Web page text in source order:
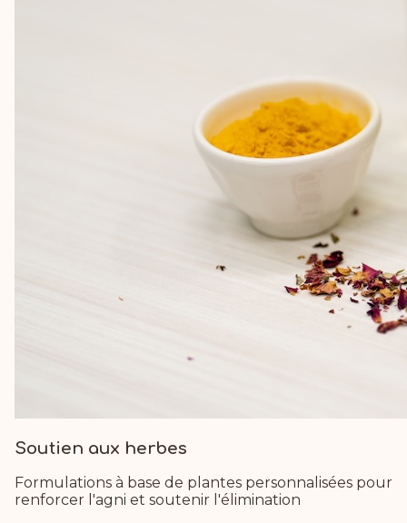
Soutien aux herbes
Formulations à base de plantes personnalisées pour
renforcer l'agni et soutenir l'élimination